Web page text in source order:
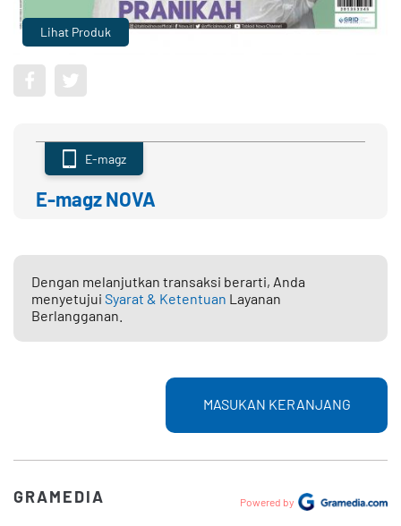
Lihat Produk
E-magz NOVA
E-magz
Dengan melanjutkan transaksi berarti, Anda
menyetujui Syarat & Ketentuan Layanan
Berlangganan.
MASUKAN KERANJANG
GRAMEDIA Powered by